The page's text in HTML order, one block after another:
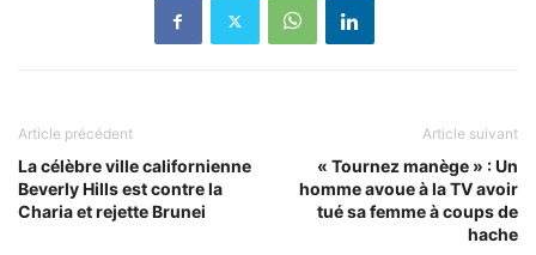
Article précédent
La célèbre ville californienne
Beverly Hills est contre la
Charia et rejette Brunei
Article suivant
« Tournez manège » : Un
homme avoue à la TV avoir
tué sa femme à coups de
hache